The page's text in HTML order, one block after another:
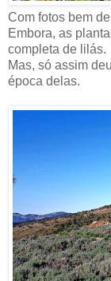
Com fotos bem
Embora, as
completa de lilás.
Mas, só assim
época delas.